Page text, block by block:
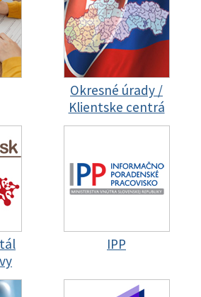
Okresné úrady /
Klientske centrá
IPP